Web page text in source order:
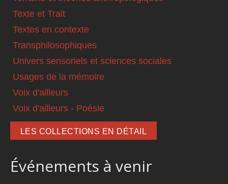
Texte et Trait
Textes en contexte
Transphilosophiques
Univers sensoriels et sciences sociales
Usages de la mémoire
Voix d'ailleurs
Voix d'ailleurs - Poésie
LES COLLECTIONS EN DÉTAIL
Événements à venir